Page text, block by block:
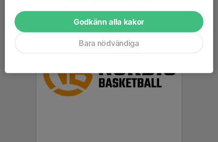
Godkänn alla kakor
Bara nödvändiga